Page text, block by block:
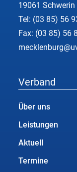
19061 Schwerin
Tel: (03 85) 56
Fax: (03 85) 56
Verband
Über uns
Leistungen
Aktuell
Termine